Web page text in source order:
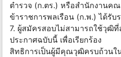
ตำรวจ (ก.ตร.) หรือสำนักงานค
ข้าราชการพลเรือน (ก.พ.) ได้รับ
7. ผู้สมัครสอบไม่สามารถใช้วุฒิ
ประกาศฉบับนี้ เพื่อเรียกร้อง
สิทธิการเป็นผู้มีคุณวุฒิครบถ้วนใ